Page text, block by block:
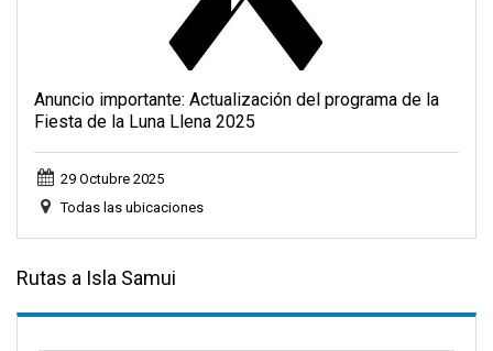
Anuncio importante: Actualización del programa de la
Fiesta de la Luna Llena 2025
29 Octubre 2025
Todas las ubicaciones
Rutas a Isla Samui